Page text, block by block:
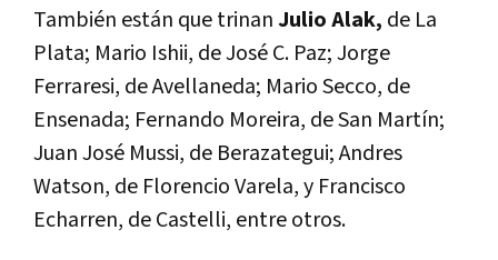
También están que trinanJulio Alak, de La
Plata; Mario Ishii, de José C. Paz; Jorge
Ferraresi, de Avellaneda; Mario Secco, de
Ensenada; Fernando Moreira, de San Martín;
Juan José Mussi, de Berazategui; Andres
Watson, de Florencio Varela, y Francisco
Echarren, de Castelli, entre otros.